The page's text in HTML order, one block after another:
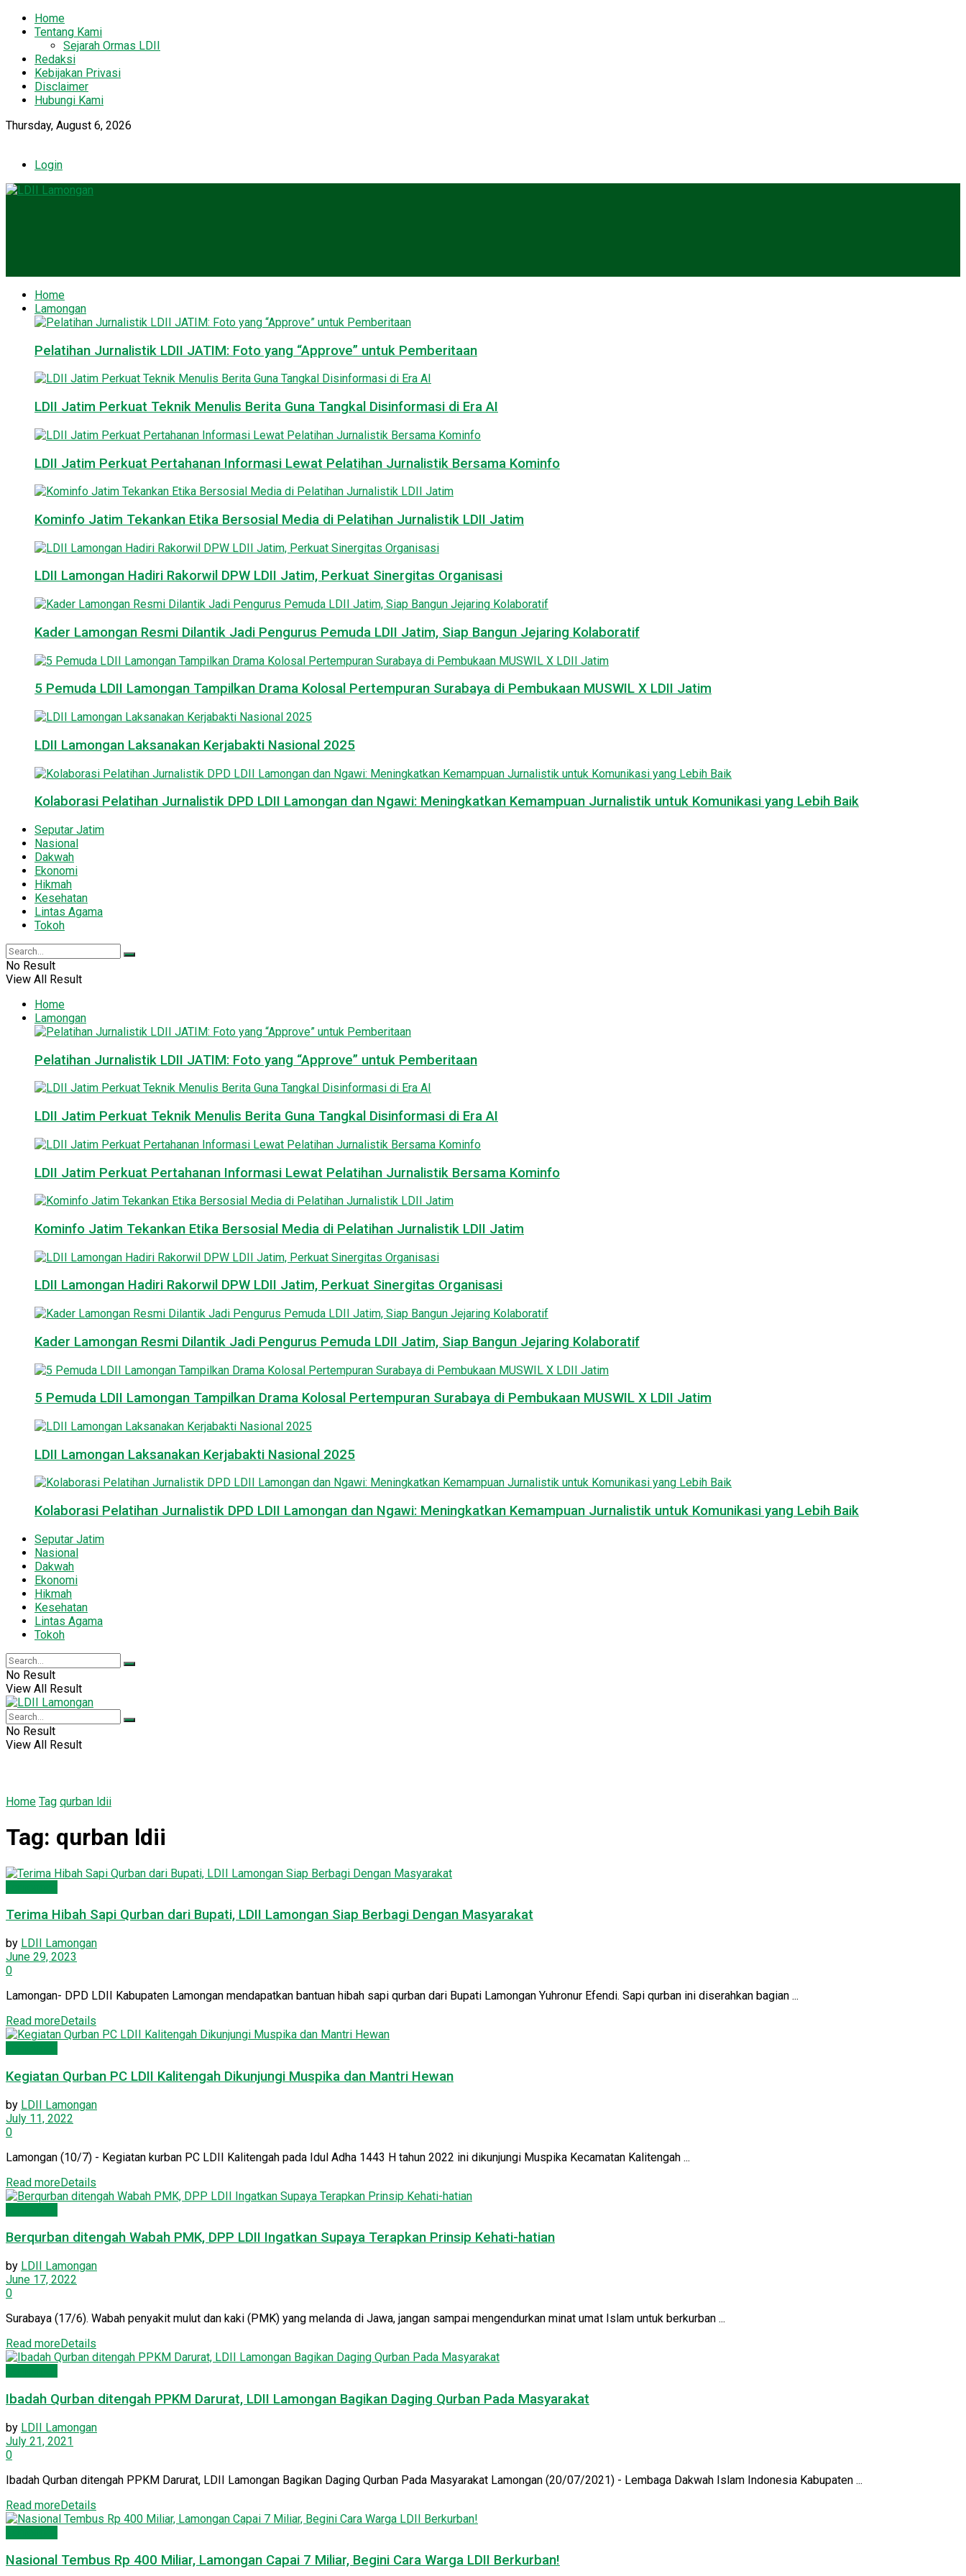
Home
Tentang Kami
Sejarah Ormas LDII
Redaksi
Kebijakan Privasi
Disclaimer
Hubungi Kami
Thursday, August 6, 2026
Login
Home
Lamongan
Pelatihan Jurnalistik LDII JATIM: Foto yang “Approve” untuk Pemberitaan
LDII Jatim Perkuat Teknik Menulis Berita Guna Tangkal Disinformasi di Era AI
LDII Jatim Perkuat Pertahanan Informasi Lewat Pelatihan Jurnalistik Bersama Kominfo
Kominfo Jatim Tekankan Etika Bersosial Media di Pelatihan Jurnalistik LDII Jatim
LDII Lamongan Hadiri Rakorwil DPW LDII Jatim, Perkuat Sinergitas Organisasi
Kader Lamongan Resmi Dilantik Jadi Pengurus Pemuda LDII Jatim, Siap Bangun Jejaring Kolaboratif
5 Pemuda LDII Lamongan Tampilkan Drama Kolosal Pertempuran Surabaya di Pembukaan MUSWIL X LDII Jatim
LDII Lamongan Laksanakan Kerjabakti Nasional 2025
Kolaborasi Pelatihan Jurnalistik DPD LDII Lamongan dan Ngawi: Meningkatkan Kemampuan Jurnalistik untuk Komunikasi yang Lebih Baik
Seputar Jatim
Nasional
Dakwah
Ekonomi
Hikmah
Kesehatan
Lintas Agama
Tokoh
No Result
View All Result
Home
Lamongan
Pelatihan Jurnalistik LDII JATIM: Foto yang “Approve” untuk Pemberitaan
LDII Jatim Perkuat Teknik Menulis Berita Guna Tangkal Disinformasi di Era AI
LDII Jatim Perkuat Pertahanan Informasi Lewat Pelatihan Jurnalistik Bersama Kominfo
Kominfo Jatim Tekankan Etika Bersosial Media di Pelatihan Jurnalistik LDII Jatim
LDII Lamongan Hadiri Rakorwil DPW LDII Jatim, Perkuat Sinergitas Organisasi
Kader Lamongan Resmi Dilantik Jadi Pengurus Pemuda LDII Jatim, Siap Bangun Jejaring Kolaboratif
5 Pemuda LDII Lamongan Tampilkan Drama Kolosal Pertempuran Surabaya di Pembukaan MUSWIL X LDII Jatim
LDII Lamongan Laksanakan Kerjabakti Nasional 2025
Kolaborasi Pelatihan Jurnalistik DPD LDII Lamongan dan Ngawi: Meningkatkan Kemampuan Jurnalistik untuk Komunikasi yang Lebih Baik
Seputar Jatim
Nasional
Dakwah
Ekonomi
Hikmah
Kesehatan
Lintas Agama
Tokoh
No Result
View All Result
No Result
View All Result
Home Tag qurban ldii
Tag: qurban ldii
Terima Hibah Sapi Qurban dari Bupati, LDII Lamongan Siap Berbagi Dengan Masyarakat
by LDII Lamongan
June 29, 2023
0
Lamongan- DPD LDII Kabupaten Lamongan mendapatkan bantuan hibah sapi qurban dari Bupati Lamongan Yuhronur Efendi. Sapi qurban ini diserahkan bagian ...
Read moreDetails
Kegiatan Qurban PC LDII Kalitengah Dikunjungi Muspika dan Mantri Hewan
by LDII Lamongan
July 11, 2022
0
Lamongan (10/7) - Kegiatan kurban PC LDII Kalitengah pada Idul Adha 1443 H tahun 2022 ini dikunjungi Muspika Kecamatan Kalitengah ...
Read moreDetails
Berqurban ditengah Wabah PMK, DPP LDII Ingatkan Supaya Terapkan Prinsip Kehati-hatian
by LDII Lamongan
June 17, 2022
0
Surabaya (17/6). Wabah penyakit mulut dan kaki (PMK) yang melanda di Jawa, jangan sampai mengendurkan minat umat Islam untuk berkurban ...
Read moreDetails
Ibadah Qurban ditengah PPKM Darurat, LDII Lamongan Bagikan Daging Qurban Pada Masyarakat
by LDII Lamongan
July 21, 2021
0
Ibadah Qurban ditengah PPKM Darurat, LDII Lamongan Bagikan Daging Qurban Pada Masyarakat Lamongan (20/07/2021) - Lembaga Dakwah Islam Indonesia Kabupaten ...
Read moreDetails
Nasional Tembus Rp 400 Miliar, Lamongan Capai 7 Miliar, Begini Cara Warga LDII Berkurban!